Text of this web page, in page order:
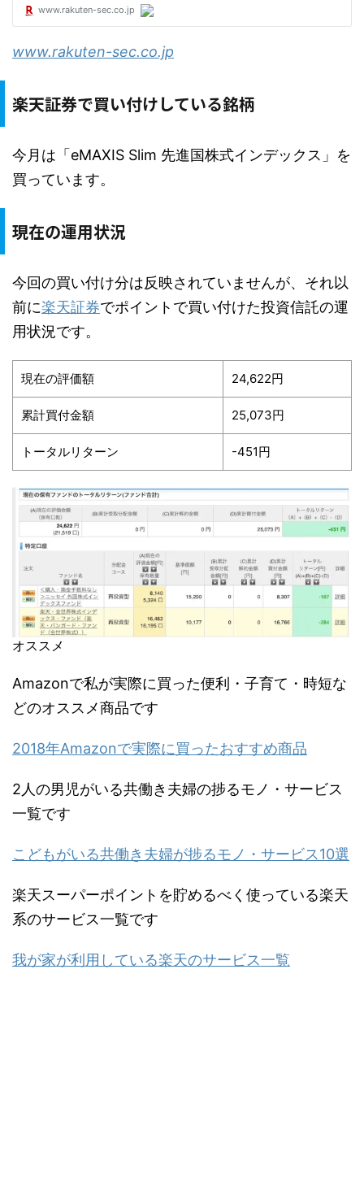
www.rakuten-sec.co.jp
楽天証券で買い付けしている銘柄
今月は「eMAXIS Slim 先進国株式インデックス」を
買っています。
現在の運用状況
今回の買い付け分は反映されていませんが、それ以
前に楽天証券でポイントで買い付けた投資信託の運
用状況です。
現在の評価額 24,622円
累計買付金額 25,073円
トータルリターン -451円
オススメ
Amazonで私が実際に買った便利・子育て・時短な
どのオススメ商品です
2018年Amazonで実際に買ったおすすめ商品
2人の男児がいる共働き夫婦の捗るモノ・サービス
一覧です
こどもがいる共働き夫婦が捗るモノ・サービス10選
楽天スーパーポイントを貯めるべく使っている楽天
系のサービス一覧です
我が家が利用している楽天のサービス一覧